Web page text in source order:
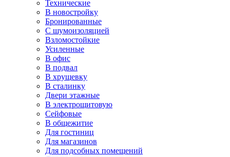
Технические
В новостройку
Бронированные
С шумоизоляцией
Взломостойкие
Усиленные
В офис
В подвал
В хрущевку
В сталинку
Двери этажные
В электрощитовую
Сейфовые
В общежитие
Для гостиниц
Для магазинов
Для подсобных помещений